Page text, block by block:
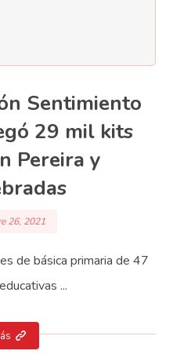
Sentimiento
29 mil kits
Pereira y
26, 2021
de básica primaria de 47
...